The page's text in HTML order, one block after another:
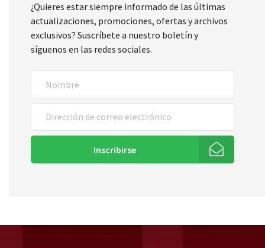
¿Quieres estar siempre informado de las últimas
actualizaciones, promociones, ofertas y archivos
exclusivos? Suscríbete a nuestro boletín y
síguenos en las redes sociales.
Inscribirse